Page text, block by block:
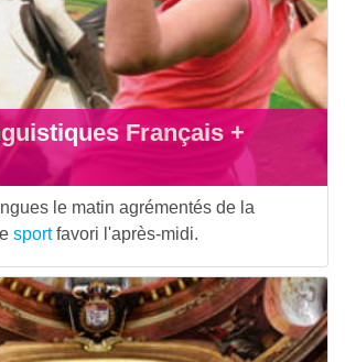
Français +
le matin agrémentés de la
sportfavori l'après-midi.